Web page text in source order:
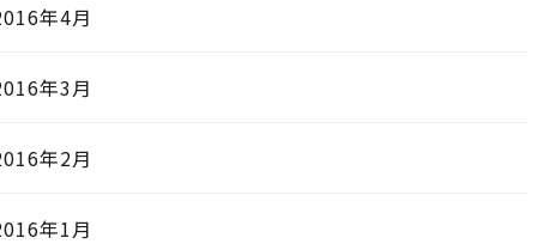
年4月
年3月
年2月
年1月